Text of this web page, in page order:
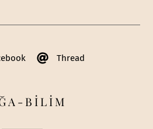
Thread
BİLİM